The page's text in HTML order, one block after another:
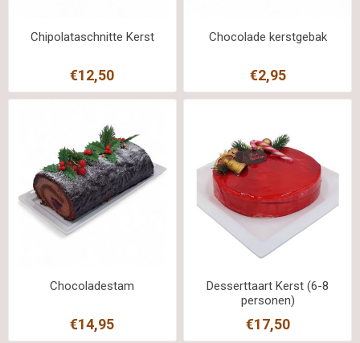
Chipolataschnitte Kerst
€12,50
Chocolade kerstgebak
€2,95
Chocoladestam
€14,95
Desserttaart Kerst (6-8
personen)
€17,50